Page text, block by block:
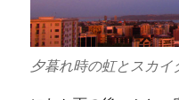
夕暮れ時の虹とスカイ